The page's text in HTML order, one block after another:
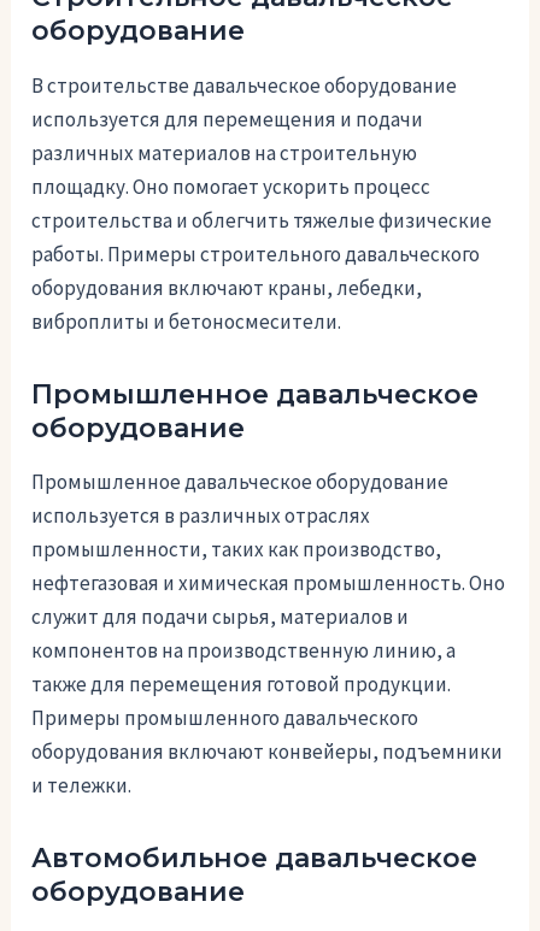
оборудование
В строительстве давальческое оборудование
используется для перемещения и подачи
различных материалов на строительную
площадку. Оно помогает ускорить процесс
строительства и облегчить тяжелые физические
работы. Примеры строительного давальческого
оборудования включают краны, лебедки,
виброплиты и бетоносмесители.
Промышленное давальческое
оборудование
Промышленное давальческое оборудование
используется в различных отраслях
промышленности, таких как производство,
нефтегазовая и химическая промышленность. Оно
служит для подачи сырья, материалов и
компонентов на производственную линию, а
также для перемещения готовой продукции.
Примеры промышленного давальческого
оборудования включают конвейеры, подъемники
и тележки.
Автомобильное давальческое
оборудование